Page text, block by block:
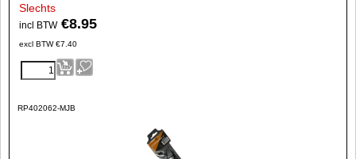
Slechts
incl BTW €8.95
excl BTW €7.40
RP402062-MJB